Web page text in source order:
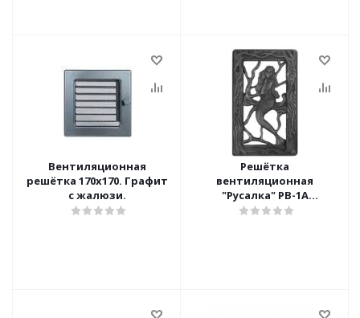
Вентиляционная
решётка 170х170. Графит
с жалюзи.
Решётка
вентиляционная
"Русалка" РВ-1А
(250х140х17)